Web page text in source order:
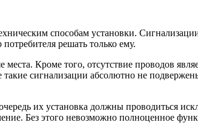
способам установки.
решать только ему.
Кроме того, отсутствие проводов
сигнализации абсолютно не
их установка должны проводиться
Без этого невозможно полноценное